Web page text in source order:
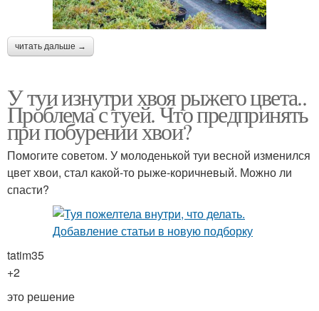
читать дальше →
У туи изнутри хвоя рыжего цвета..
Проблема с туей. Что предпринять
при побурении хвои?
Помогите советом. У молоденькой туи весной изменился
цвет хвои, стал какой-то рыже-коричневый. Можно ли
спасти?
tatim35
+2
это решение